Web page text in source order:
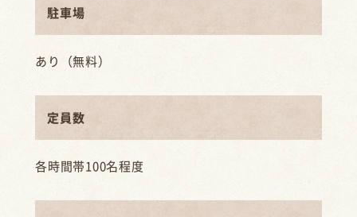
駐車場
あり（無料）
定員数
各時間帯100名程度